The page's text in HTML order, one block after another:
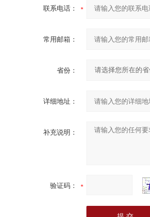
联系电话：
常用邮箱：
省份：
详细地址：
补充说明：
验证码：